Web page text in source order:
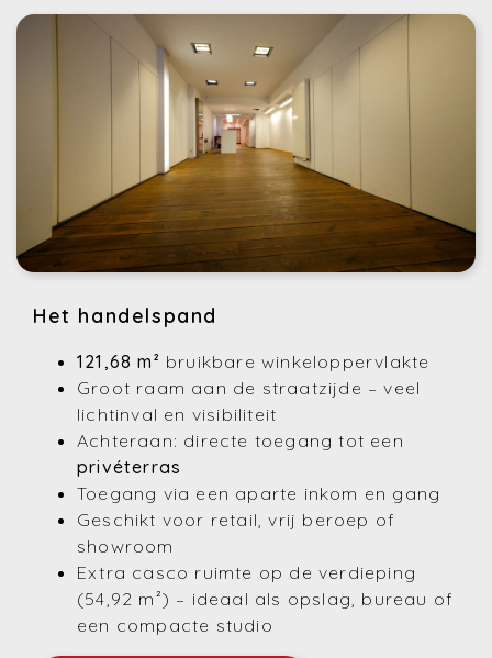
Het handelspand
121,68 m² bruikbare winkeloppervlakte
Groot raam aan de straatzijde – veel
lichtinval en visibiliteit
Achteraan: directe toegang tot een
privéterras
Toegang via een aparte inkom en gang
Geschikt voor retail, vrij beroep of
showroom
Extra casco ruimte op de verdieping
(54,92 m²) – ideaal als opslag, bureau of
een compacte studio